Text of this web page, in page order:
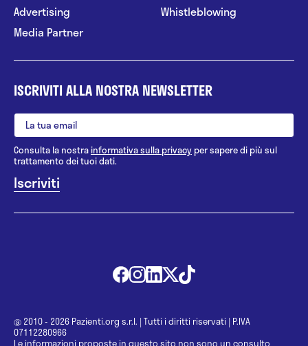
Advertising
Media Partner
Whistleblowing
ISCRIVITI ALLA NOSTRA NEWSLETTER
Consulta la nostrainformativa sulla privacy per sapere di più sul
trattamento dei tuoi dati.
@ 2010 - 2026 Pazienti.org s.r.l. | Tutti i diritti riservati | P.IVA
07112280966
Le informazioni proposte in questo sito non sono un consulto